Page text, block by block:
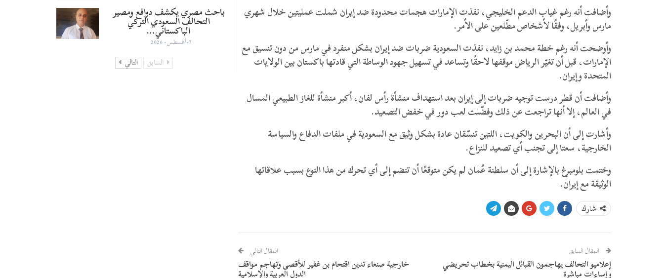
وأضافت أنه رغم غياب الدعم الخليجي، نفذت الإمارات هجمات محدودة ضد إيران شملت عمليتين خلال شهري
مارس وأبريل، وفقًا لأشخاص مطّلعين على الأمر.
وأوضحت أنه رغم خطة محمد بن زايد، نفذت السعودية ضربات ضد إيران بشكل منفرد في مارس من دون تنسيق مع
الإمارات، قبل أن تغيّر الرياض موقفها لاحقًا وتساعد في تسهيل جهود الوساطة التي قادتها باكستان بين الولايات
المتحدة وإيران.
وأضافت أن قطر درست توجيه ضربات إلى إيران بعد استهداف منشأة رأس لفان، أكبر منشأة للغاز الطبيعي المسال
في العالم، إلا أنها تراجعت عن ذلك وفضّلت لعب دور في خفض التصعيد.
وأشارت إلى أن البحرين والكويت، اللتين تنسّقان عادة بشكل وثيق مع السعودية في ملفات الدفاع والسياسة
الخارجية، سعتا إلى تجنب أي تصعيد للنزاع.
وختمت بلومبرغ بالإشارة إلى أن سلطنة عُمان لم يكن متوقعًا أن تنضم إلى أي تحرك من هذا النوع بسبب علاقاتها
الوثيقة مع إيران.
شارك
المقال السابق
إعلاميو التحالف يهاجمون القبائل اليمنية بخطاب تحريضي
وإساءات مباشرة
المقال التالي
خارجية صنعاء تدين اقتحام بن غفير للأقصى وتهاجم مواقف
الدول العربية والإسلامية
باحث مصري يكشف دوافع ومصير
التحالف السعودي التركي
الباكستاني…
7-أغسطس- 2026
السابق التالي